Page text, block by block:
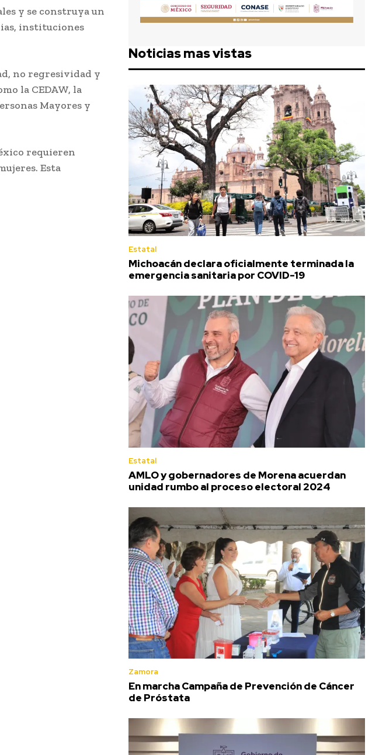
y se construya un
instituciones
no regresividad y
la CEDAW, la
Mayores y
requieren
Esta
Noticias mas vistas
Estatal
Michoacán declara oficialmente terminada la
emergencia sanitaria por COVID-19
Estatal
AMLO y gobernadores de Morena acuerdan
unidad rumbo al proceso electoral 2024
Zamora
En marcha Campaña de Prevención de Cáncer
de Próstata